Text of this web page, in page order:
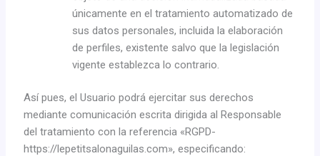
únicamente en el tratamiento automatizado de
sus datos personales, incluida la elaboración
de perfiles, existente salvo que la legislación
vigente establezca lo contrario.
Así pues, el Usuario podrá ejercitar sus derechos
mediante comunicación escrita dirigida al Responsable
del tratamiento con la referencia «RGPD-
https://lepetitsalonaguilas.com», especificando: